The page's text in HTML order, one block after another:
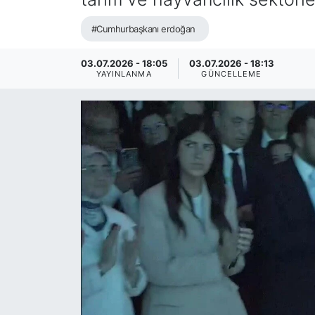
#Cumhurbaşkanı erdoğan
03.07.2026 - 18:05
YAYINLANMA
03.07.2026 - 18:13
GÜNCELLEME